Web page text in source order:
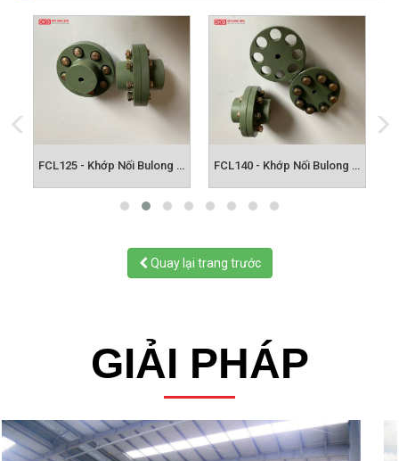
Quay lại trang trước
GIẢI PHÁP